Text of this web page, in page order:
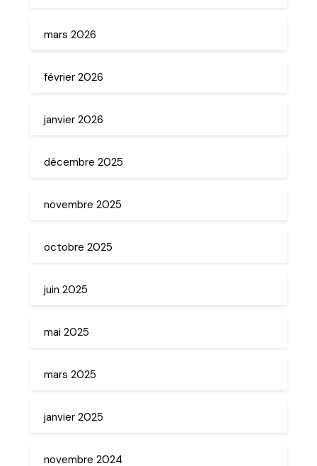
mars 2026
février 2026
janvier 2026
décembre 2025
novembre 2025
octobre 2025
juin 2025
mai 2025
mars 2025
janvier 2025
novembre 2024